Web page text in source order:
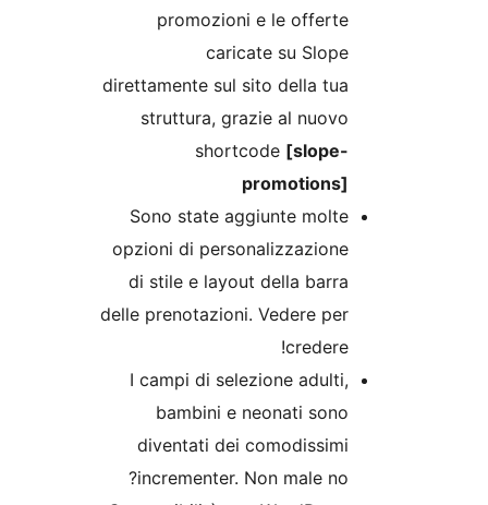
promozioni e le
direttamente sul sito della
struttura, grazie al
shortcode
Sono state aggiunte
opzioni di
di stile e layout della
delle prenotazioni. Vedere
I campi di selezione
bambini e neonati
diventati dei
incrementer. Non male